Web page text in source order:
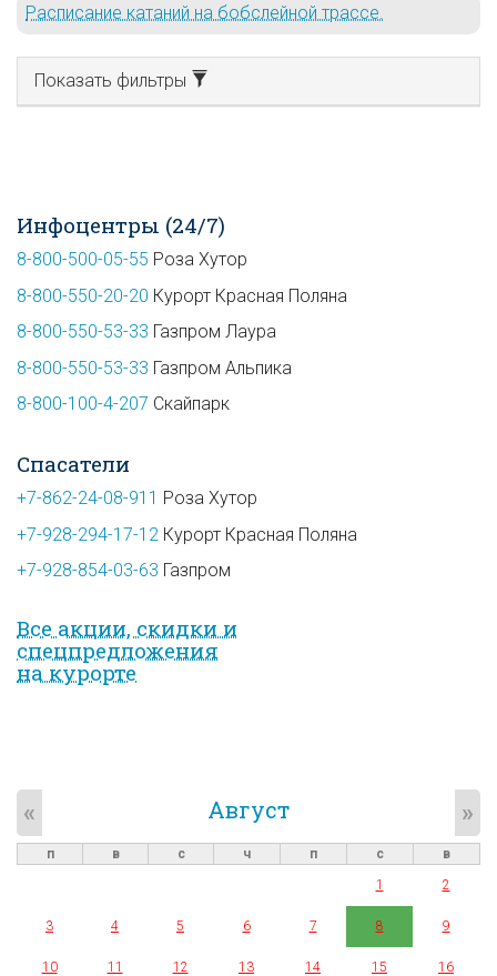
Расписание катаний на бобслейной трассе.
Показать фильтры
Инфоцентры (24/7)
8-800-500-05-55 Роза Хутор
8-800-550-20-20 Курорт Красная Поляна
8-800-550-53-33 Газпром Лаура
8-800-550-53-33 Газпром Альпика
8-800-100-4-207 Скайпарк
Спасатели
+7-862-24-08-911 Роза Хутор
+7-928-294-17-12 Курорт Красная Поляна
+7-928-854-03-63 Газпром
Все акции, скидки и
спец­предложе­ния
на курорте
Август
« »
п в с ч п с
в
1
2
3 4 5 6 7 8 9
10 11 12 13 14 15 16